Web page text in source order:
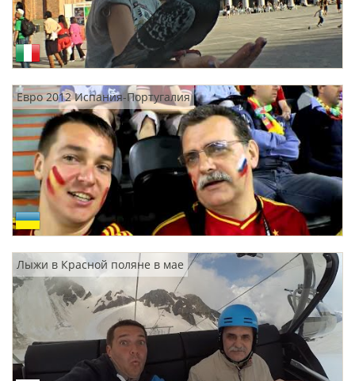
Евро 2012 Испания-Португалия
Лыжи в Красной поляне в мае